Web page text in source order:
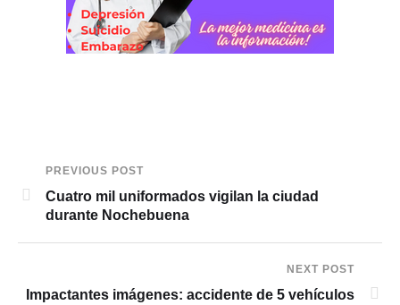
PREVIOUS POST
Cuatro mil uniformados vigilan la ciudad
durante Nochebuena
NEXT POST
Impactantes imágenes: accidente de 5 vehículos